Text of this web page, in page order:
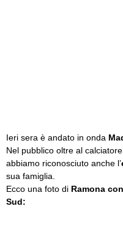
Ieri sera è andato in onda
Nel pubblico oltre al
abbiamo riconosciuto anche l’
sua famiglia.
Ecco una foto di Ramona
Sud: